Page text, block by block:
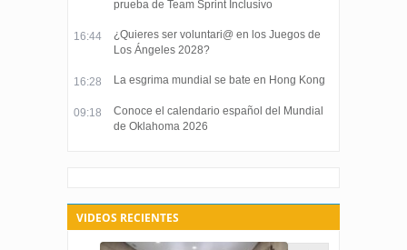
prueba de Team Sprint Inclusivo
16:44
¿Quieres ser voluntari@ en los Juegos de
Los Ángeles 2028?
16:28 La esgrima mundial se bate en Hong Kong
09:18
Conoce el calendario español del Mundial
de Oklahoma 2026
VIDEOS RECIENTES